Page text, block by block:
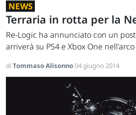
NEWS
Terraria in rotta per la
Re-Logic ha annunciato con un
arriverà su PS4 e Xbox One
di Tommaso Alisonno04 giugno 2014